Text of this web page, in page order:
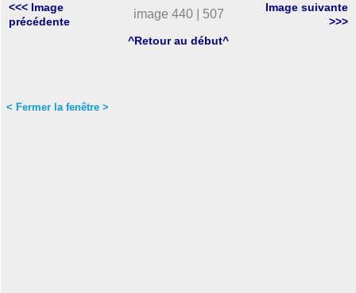
<<< Image
précédente
image 440 | 507
Image suivante
>>>
^Retour au début^
< Fermer la fenêtre >